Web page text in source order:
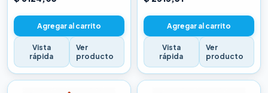
Agregar al carrito
Vista
rápida
Ver
producto
Agregar al carrito
Vista
rápida
Ver
producto